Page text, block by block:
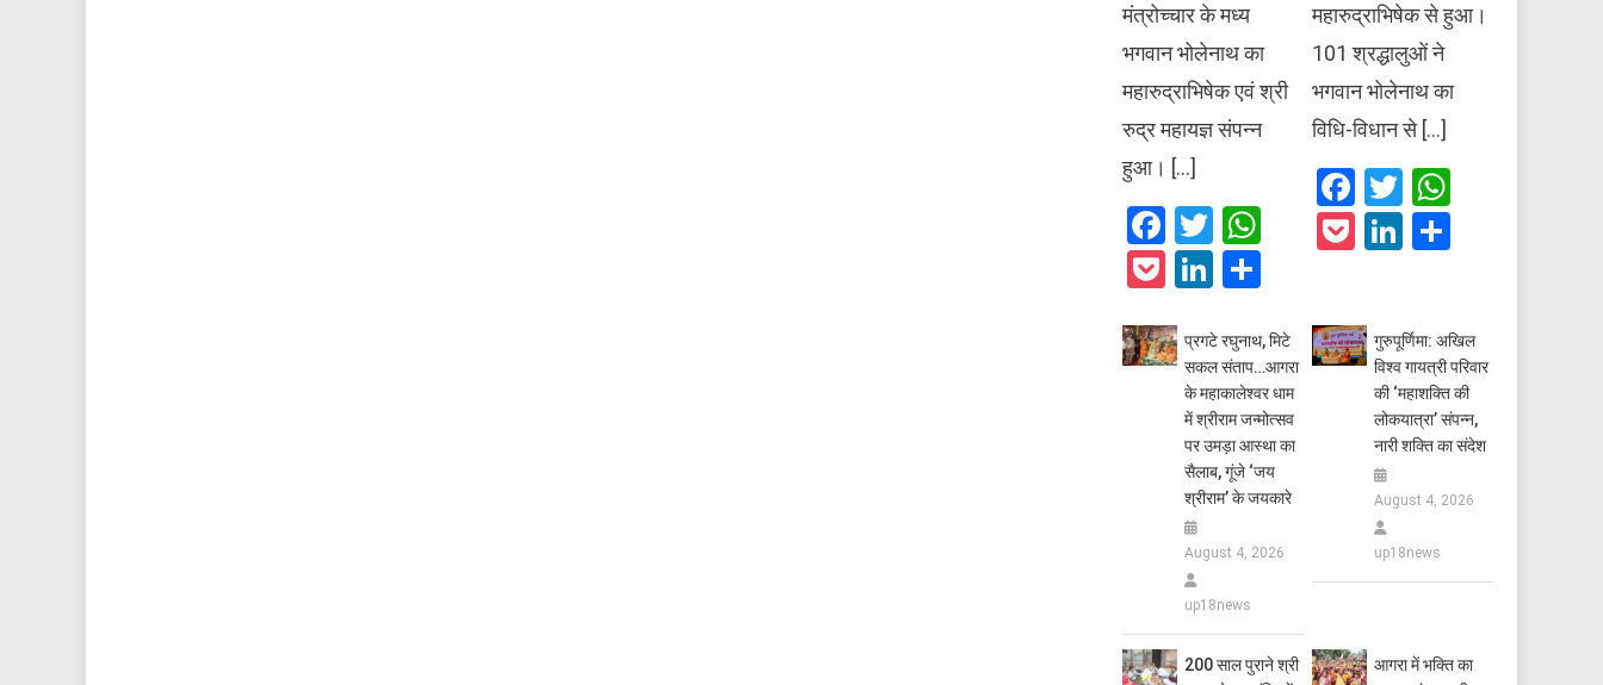
मंत्रोच्चार के मध्य
भगवान भोलेनाथ का
महारुद्राभिषेक एवं श्री
रुद्र महायज्ञ संपन्न
हुआ। […]
Facebook
TwitterWhatsApp
PocketLinkedIn
महारुद्राभिषेक से हुआ।
101 श्रद्धालुओं ने
भगवान भोलेनाथ का
विधि-विधान से […]
Facebook
Twitter
PocketLinkedIn
प्रगटे रघुनाथ, मिटे
सकल संताप…आगरा
के महाकालेश्वर धाम
में श्रीराम जन्मोत्सव
पर उमड़ा आस्था का
सैलाब, गूंजे ‘जय
श्रीराम’ के जयकारे
August 4, 2026
up18news
गुरुपूर्णिमा: अखिल
विश्व गायत्री परिवार
की ‘महाशक्ति की
लोकयात्रा’ संपन्न,
नारी शक्ति का संदेश
August 4, 2026
up18news
200 साल पुराने श्री
आगरा में भक्ति का